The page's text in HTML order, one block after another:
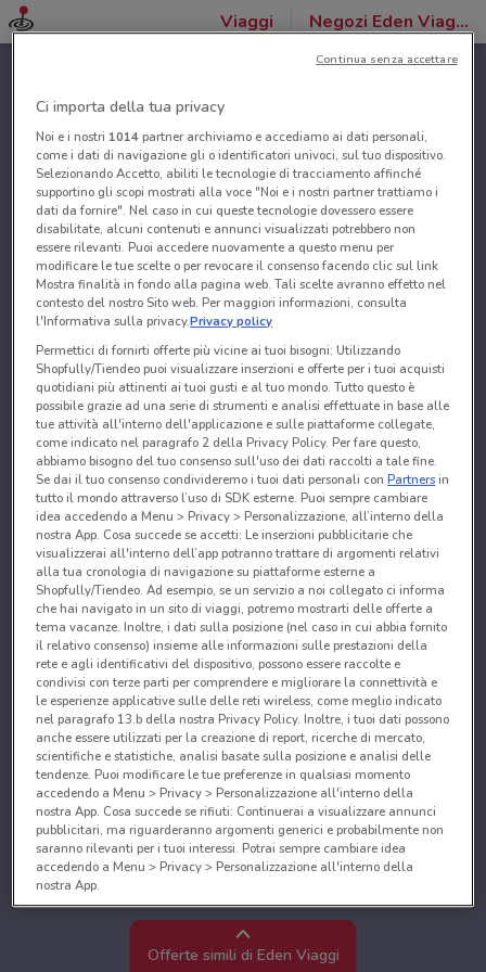
Viaggi Negozi Eden Viaggi
Offerte simili di Eden Viaggi
Ci importa della tua privacy
Noi e i nostri 1014partner archiviamo e accediamo ai dati personali,
come i dati di navigazione gli o identificatori univoci, sul tuo dispositivo.
Selezionando Accetto, abiliti le tecnologie di tracciamento affinché
supportino gli scopi mostrati alla voce "Noi e i nostri partner trattiamo i
dati da fornire". Nel caso in cui queste tecnologie dovessero essere
disabilitate, alcuni contenuti e annunci visualizzati potrebbero non
essere rilevanti. Puoi accedere nuovamente a questo menu per
modificare le tue scelte o per revocare il consenso facendo clic sul link
Mostra finalità in fondo alla pagina web. Tali scelte avranno effetto nel
contesto del nostro Sito web. Per maggiori informazioni, consulta
l'Informativa sulla privacy.Privacy policy
Permettici di fornirti offerte più vicine ai tuoi bisogni: Utilizzando
Shopfully/Tiendeo puoi visualizzare inserzioni e offerte per i tuoi acquisti
quotidiani più attinenti ai tuoi gusti e al tuo mondo. Tutto questo è
possibile grazie ad una serie di strumenti e analisi effettuate in base alle
tue attività all'interno dell'applicazione e sulle piattaforme collegate,
come indicato nel paragrafo 2 della Privacy Policy. Per fare questo,
abbiamo bisogno del tuo consenso sull'uso dei dati raccolti a tale fine.
Se dai il tuo consenso condivideremo i tuoi dati personali conPartnersin
tutto il mondo attraverso l’uso di SDK esterne. Puoi sempre cambiare
idea accedendo a Menu > Privacy > Personalizzazione, all’interno della
nostra App. Cosa succede se accetti: Le inserzioni pubblicitarie che
visualizzerai all'interno dell’app potranno trattare di argomenti relativi
alla tua cronologia di navigazione su piattaforme esterne a
Shopfully/Tiendeo. Ad esempio, se un servizio a noi collegato ci informa
che hai navigato in un sito di viaggi, potremo mostrarti delle offerte a
tema vacanze. Inoltre, i dati sulla posizione (nel caso in cui abbia fornito
il relativo consenso) insieme alle informazioni sulle prestazioni della
rete e agli identificativi del dispositivo, possono essere raccolte e
condivisi con terze parti per comprendere e migliorare la connettività e
le esperienze applicative sulle delle reti wireless, come meglio indicato
nel paragrafo 13.b della nostra Privacy Policy. Inoltre, i tuoi dati possono
anche essere utilizzati per la creazione di report, ricerche di mercato,
scientifiche e statistiche, analisi basate sulla posizione e analisi delle
tendenze. Puoi modificare le tue preferenze in qualsiasi momento
accedendo a Menu > Privacy > Personalizzazione all'interno della
nostra App. Cosa succede se rifiuti: Continuerai a visualizzare annunci
pubblicitari, ma riguarderanno argomenti generici e probabilmente non
saranno rilevanti per i tuoi interessi. Potrai sempre cambiare idea
accedendo a Menu > Privacy > Personalizzazione all'interno della
nostra App.
Noi e i nostri partner trattiamo i dati per fornire:
Utilizzare dati di geolocalizzazione precisi. Scansione attiva delle
caratteristiche del dispositivo ai fini dell’identificazione. Archiviare
Continua senza accettare